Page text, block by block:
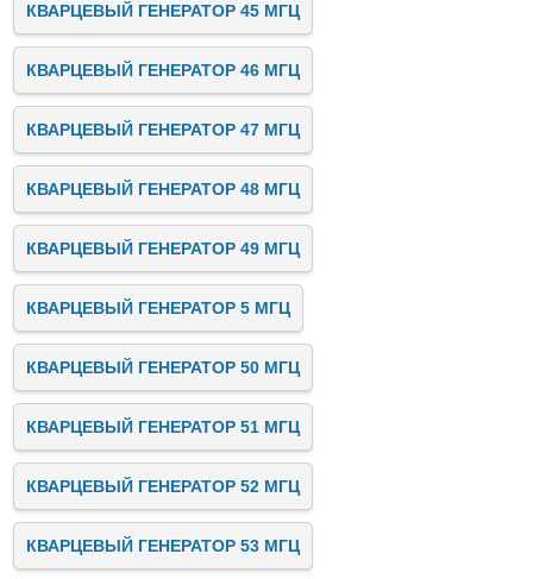
КВАРЦЕВЫЙ ГЕНЕРАТОР 45 МГЦ
КВАРЦЕВЫЙ ГЕНЕРАТОР 46 МГЦ
КВАРЦЕВЫЙ ГЕНЕРАТОР 47 МГЦ
КВАРЦЕВЫЙ ГЕНЕРАТОР 48 МГЦ
КВАРЦЕВЫЙ ГЕНЕРАТОР 49 МГЦ
КВАРЦЕВЫЙ ГЕНЕРАТОР 5 МГЦ
КВАРЦЕВЫЙ ГЕНЕРАТОР 50 МГЦ
КВАРЦЕВЫЙ ГЕНЕРАТОР 51 МГЦ
КВАРЦЕВЫЙ ГЕНЕРАТОР 52 МГЦ
КВАРЦЕВЫЙ ГЕНЕРАТОР 53 МГЦ